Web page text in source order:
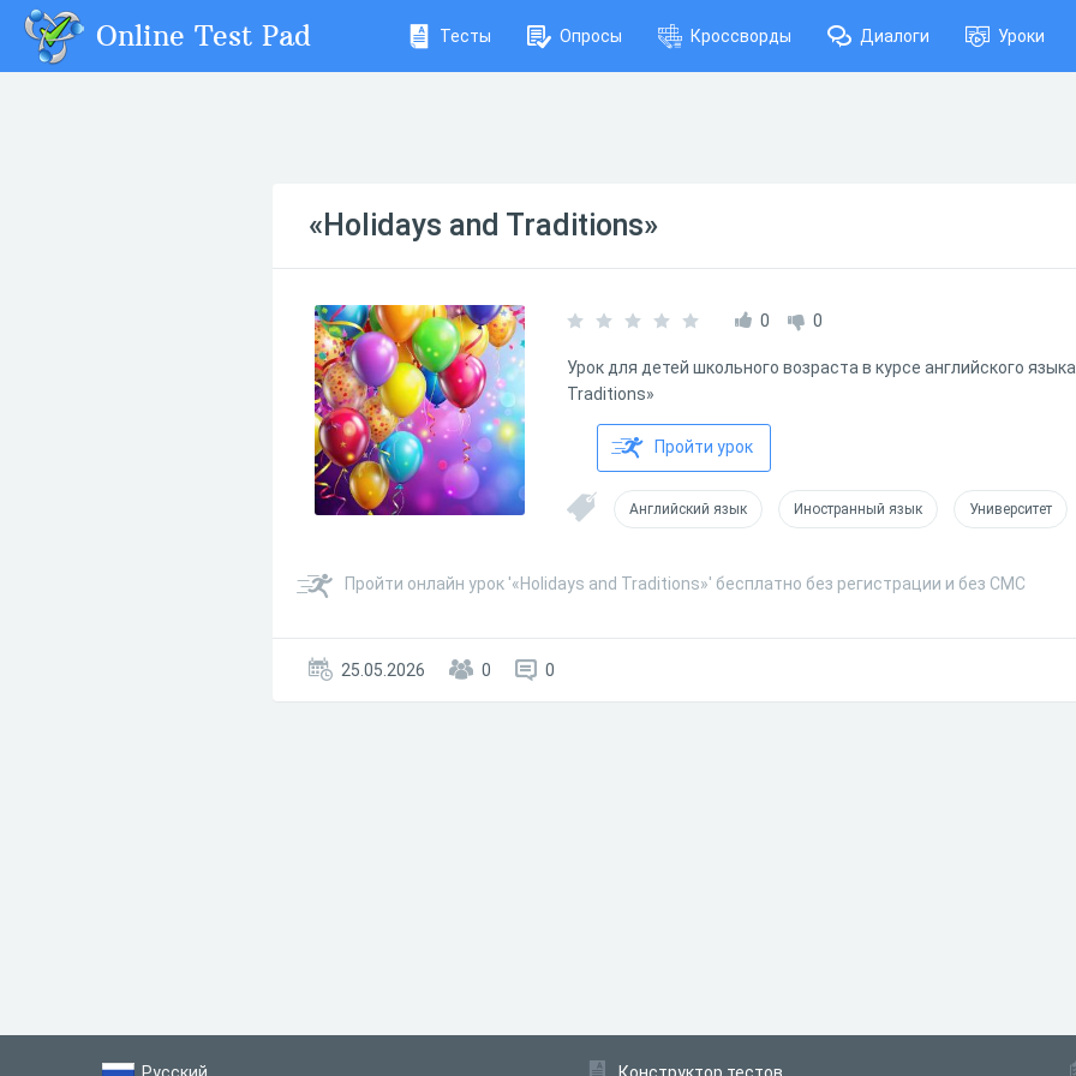
Online Test Pad Тесты Опросы Кроссворды Диалоги Уроки
«Holidays and Traditions»
0 0
Урок для детей школьного возраста в курсе английского
Traditions»
Пройти урок
Английский язык Иностранный язык Университет
Пройти онлайн урок '«Holidays and Traditions»' бесплатно без регистрации и без СМС
25.05.2026 0 0